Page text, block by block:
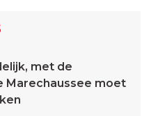
met de
Marechaussee moet